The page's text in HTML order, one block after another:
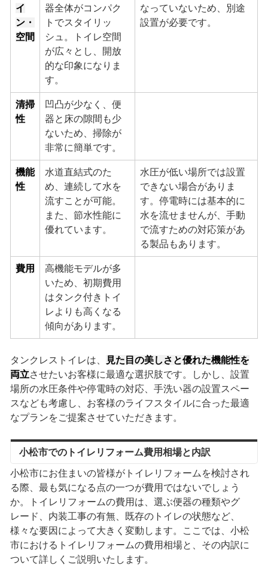
イ
ン・
空間
器全体がコンパク
トでスタイリッ
シュ。トイレ空間
が広々とし、開放
的な印象になりま
す。
なっていないため、別途
設置が必要です。
清掃
性
凹凸が少なく、便
器と床の隙間も少
ないため、掃除が
非常に簡単です。
機能
性
水道直結式のた
め、連続して水を
流すことが可能。
また、節水性能に
優れています。
水圧が低い場所では設置
できない場合がありま
す。停電時には基本的に
水を流せませんが、手動
で流すための対応策があ
る製品もあります。
費用
高機能モデルが多
いため、初期費用
はタンク付きトイ
レよりも高くなる
傾向があります。
タンクレストイレは、
見た目の美しさと優れた機能性を
両立させたいお客様に最適な選択肢です。しかし、設置
場所の水圧条件や停電時の対応、手洗い器の設置スペー
スなども考慮し、お客様のライフスタイルに合った最適
なプランをご提案させていただきます。
小松市でのトイレリフォーム費用相場と内訳
小松市にお住まいの皆様がトイレリフォームを検討され
る際、最も気になる点の一つが費用ではないでしょう
か。トイレリフォームの費用は、選ぶ便器の種類やグ
レード、内装工事の有無、既存のトイレの状態など、
様々な要因によって大きく変動します。ここでは、小松
市におけるトイレリフォームの費用相場と、その内訳に
ついて詳しくご説明いたします。